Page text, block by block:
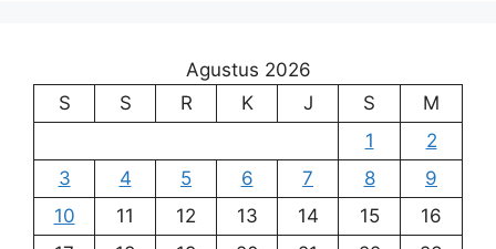
Agustus 2026
S
S R K J S
M
1
2
3
4 5 6 7 8
9
10
11 12 13 14 15
16